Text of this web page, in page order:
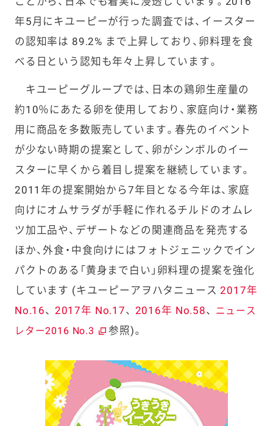
年5月にキユーピーが行った調査では、イースター
の認知率は 89.2% まで上昇しており、卵料理を食
べる日という認知も年々上昇しています。
キユーピーグループでは、日本の鶏卵生産量の
約10％にあたる卵を使用しており、家庭向け・業務
用に商品を多数販売しています。春先のイベント
が少ない時期の提案として、卵がシンボルのイー
スターに早くから着目し提案を継続しています。
2011年の提案開始から7年目となる今年は、家庭
向けにオムサラダが手軽に作れるチルドのオムレ
ツ加工品や、デザートなどの関連商品を発売する
ほか、外食・中食向けにはフォトジェニックでイン
パクトのある「黄身まで白い」卵料理の提案を強化
しています (キユーピーアヲハタニュース2017年
No.16、 2017年 No.17、 2016年 No.58、
ニュース
レター2016 No.3
参照)。